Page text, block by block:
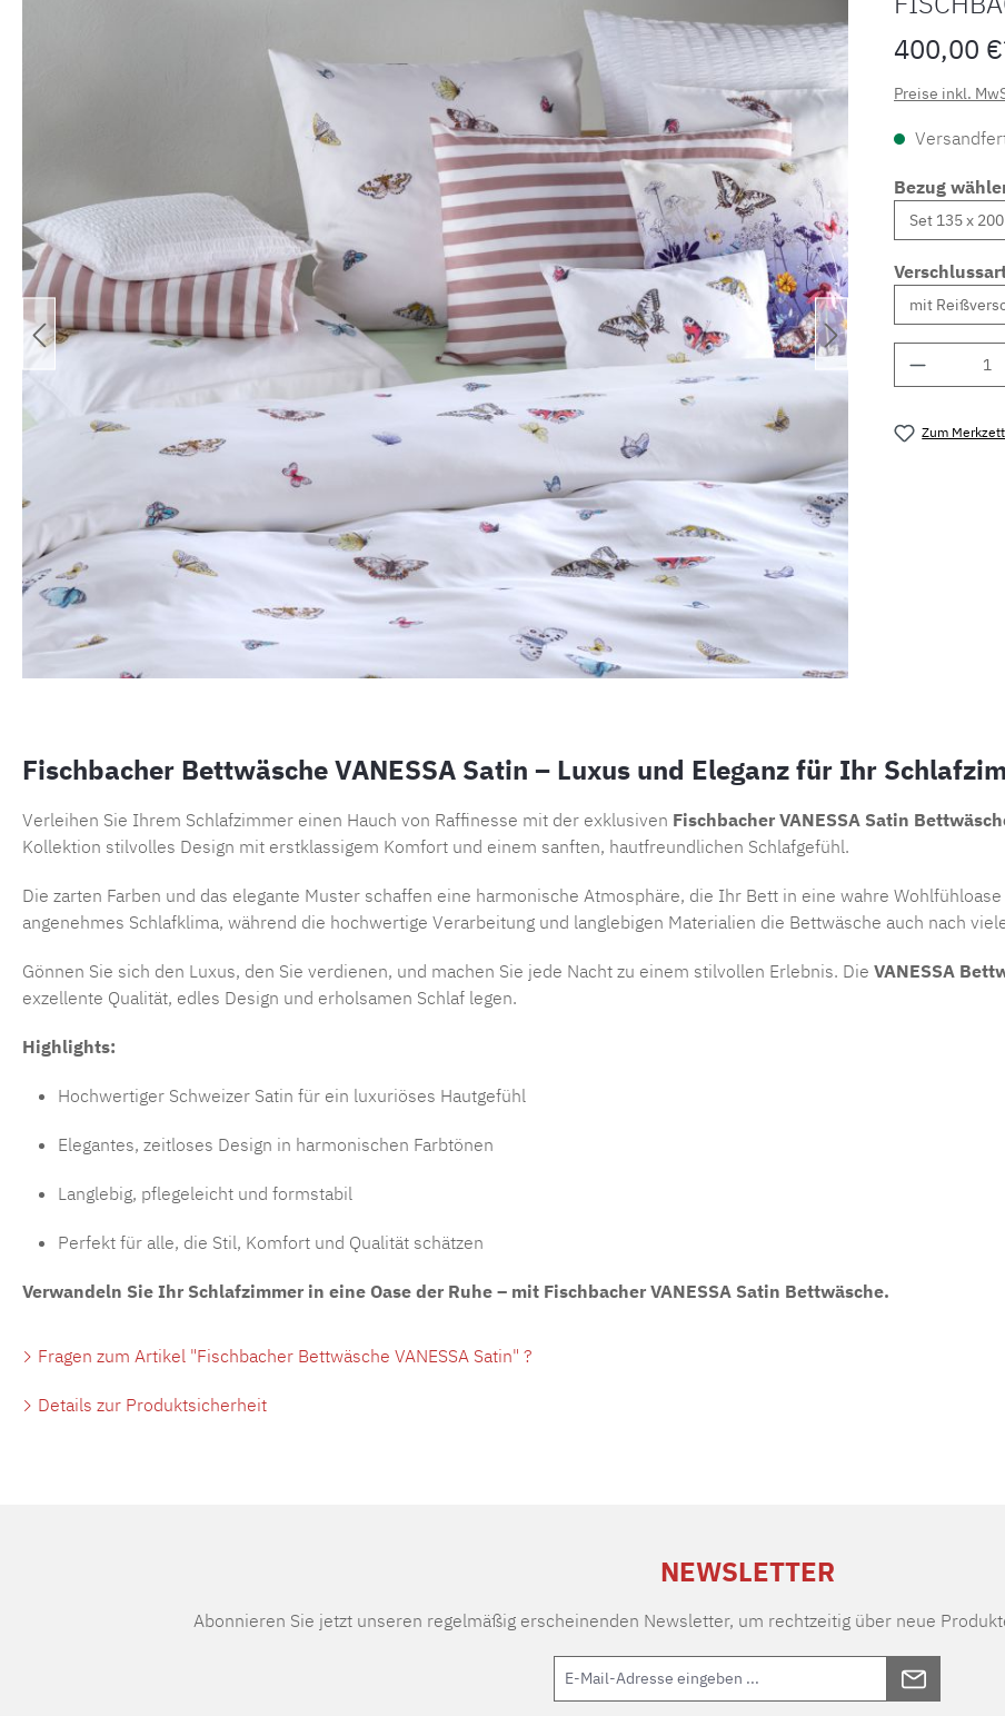
400,00
Preise inkl.
Bezug
Zum
Fischbacher Bettwäsche VANESSA Satin – Luxus und Eleganz für Ihr
Verleihen Sie Ihrem Schlafzimmer einen Hauch von Raffinesse mit der exklusiven Fischbacher VANESSA Satin
Kollektion stilvolles Design mit erstklassigem Komfort und einem sanften, hautfreundlichen Schlafgefühl.
Die zarten Farben und das elegante Muster schaffen eine harmonische Atmosphäre, die Ihr Bett in eine wahre
angenehmes Schlafklima, während die hochwertige Verarbeitung und langlebigen Materialien die Bettwäsche auch nach
Gönnen Sie sich den Luxus, den Sie verdienen, und machen Sie jede Nacht zu einem stilvollen Erlebnis. Die VANESSA
exzellente Qualität, edles Design und erholsamen Schlaf legen.
Highlights:
Hochwertiger Schweizer Satin für ein luxuriöses Hautgefühl
Elegantes, zeitloses Design in harmonischen Farbtönen
Langlebig, pflegeleicht und formstabil
Perfekt für alle, die Stil, Komfort und Qualität schätzen
Verwandeln Sie Ihr Schlafzimmer in eine Oase der Ruhe – mit Fischbacher VANESSA Satin Bettwäsche.
Fragen zum Artikel "Fischbacher Bettwäsche VANESSA Satin" ?
Details zur Produktsicherheit
NEWSLETTER
Abonnieren Sie jetzt unseren regelmäßig erscheinenden Newsletter, um rechtzeitig über neue